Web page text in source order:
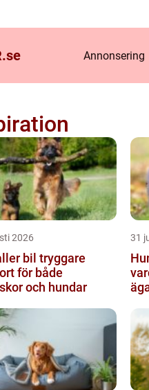
se Annonsering
2026
tryggare
för både
och hundar
31